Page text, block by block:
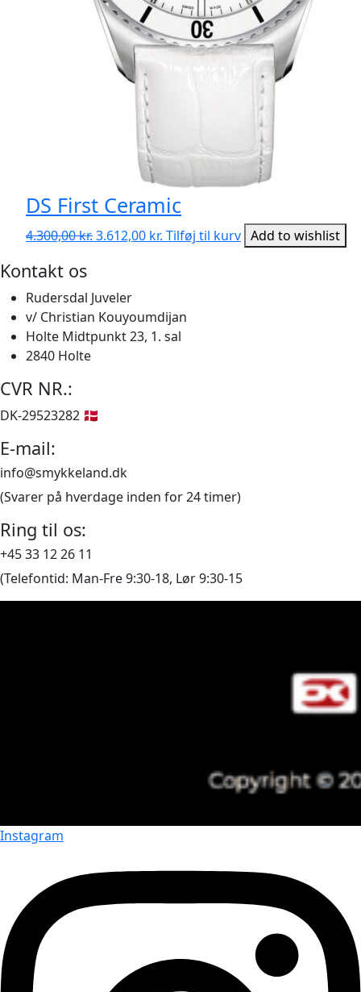
DS First Ceramic
4.300,00kr. Den
var:
4.300,00 kr..
3.612,00 kr. Den
3.612,00 kr..
Tilføj til kurv Add to wishlist
Kontakt os
Rudersdal Juveler
v/ Christian Kouyoumdijan
Holte Midtpunkt 23, 1. sal
2840 Holte
CVR NR.:
DK-29523282 🇩🇰
E-mail:
info@smykkeland.dk
(Svarer på hverdage inden for 24 timer)
Ring til os:
+45 33 12 26 11
(Telefontid: Man-Fre 9:30-18, Lør 9:30-15
Instagram